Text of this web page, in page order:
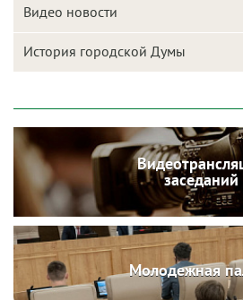
Видео новости
История городской Думы
заседаний
Молодежная